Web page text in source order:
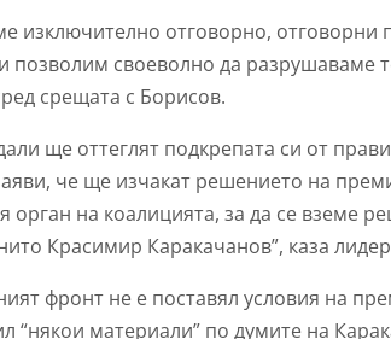
изключително отговорно, отговорни
позволим своеволно да разрушаваме
срещата с Борисов.
ще оттеглят подкрепата си от
че ще изчакат решението на
орган на коалицията, за да се вземе
Красимир Каракачанов”, каза
фронт не е поставял условия на
“някои материали” по думите на